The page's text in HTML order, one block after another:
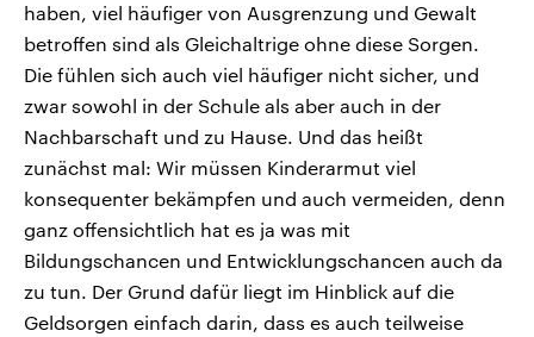
haben, viel häufiger von Ausgrenzung und Gewalt
betroffen sind als Gleichaltrige ohne diese Sorgen.
Die fühlen sich auch viel häufiger nicht sicher, und
zwar sowohl in der Schule als aber auch in der
Nachbarschaft und zu Hause. Und das heißt
zunächst mal: Wir müssen Kinderarmut viel
konsequenter bekämpfen und auch vermeiden, denn
ganz offensichtlich hat es ja was mit
Bildungschancen und Entwicklungschancen auch da
zu tun. Der Grund dafür liegt im Hinblick auf die
Geldsorgen einfach darin, dass es auch teilweise